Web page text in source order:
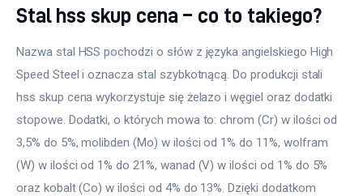
Stal hss skup cena – co to takiego?
Nazwa stal HSS pochodzi o słów z języka angielskiego High
Speed Steel i oznacza stal szybkotnącą. Do produkcji stali
hss skup cena wykorzystuje się żelazo i węgiel oraz dodatki
stopowe. Dodatki, o których mowa to: chrom (Cr) w ilości od
3,5% do 5%, molibden (Mo) w ilości od 1% do 11%, wolfram
(W) w ilości od 1% do 21%, wanad (V) w ilości od 1% do 5%
oraz kobalt (Co) w ilości od 4% do 13%. Dzięki dodatkom